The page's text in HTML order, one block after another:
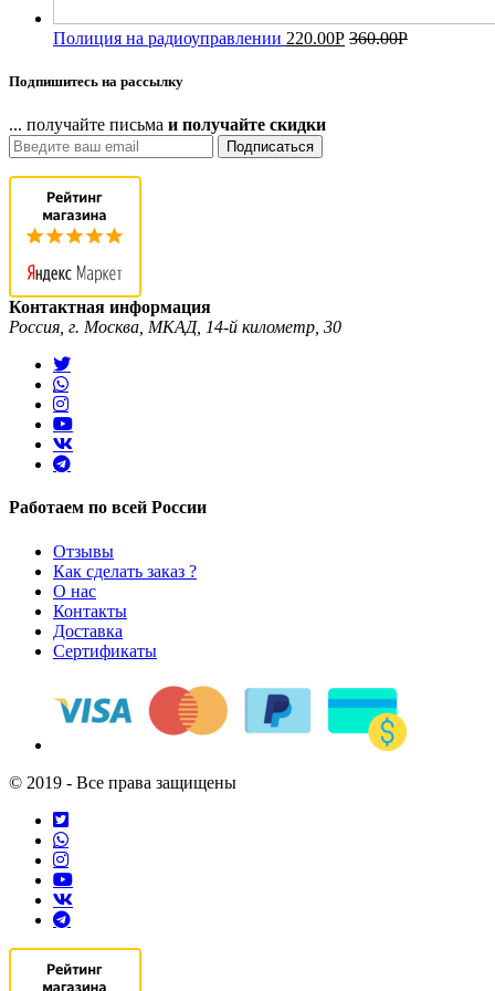
Полиция на радиоуправлении 220.00Р 360.00Р
Подпишитесь на рассылку
... получайте письма и получайте скидки
Подписаться
Контактная информация
Россия, г. Москва, МКАД, 14-й километр, 30
Работаем по всей России
Отзывы
Как сделать заказ ?
О нас
Контакты
Доставка
Сертификаты
© 2019 - Все права защищены